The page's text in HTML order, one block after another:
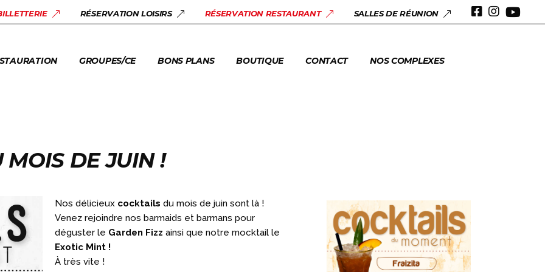
RÉSERVATION LOISIRS RÉSERVATION RESTAURANT SALLES DE RÉUNION
GROUPES/CE
CENTRES DE LOISIRS
ASSOCIATIONS
BONS PLANS BOUTIQUE CONTACT NOS COMPLEXES
URBEX
SALLES DE RÉUNION
CENTRES DE LOISIRS
BONS PLANS
LOISIRS & ANNIVERSAIRES
MOIS DE JUIN !
Nos délicieux cocktails du mois de juin sont là !
Venez rejoindre nos barmaids et barmans pour
déguster le Garden Fizzainsi que notre mocktail le
Exotic Mint !
À très vite !